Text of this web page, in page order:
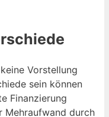
Vorstellung
sein können
Finanzierung
Mehraufwand durch